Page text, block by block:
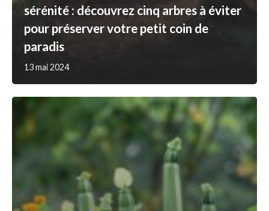
sérénité : découvrez cinq arbres à éviter
pour préserver votre petit coin de
paradis
13 mai 2024